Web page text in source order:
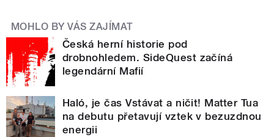
MOHLO BY VÁS ZAJÍMAT
Česká herní historie pod
drobnohledem. SideQuest začíná
legendární Mafií
Haló, je čas Vstávat a ničit! Matter Tua
na debutu přetavují vztek v bezuzdnou
energii